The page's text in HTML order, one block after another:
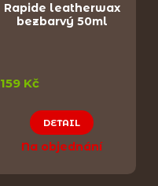
Rapide leatherwax
bezbarvý 50ml
159 Kč
DETAIL
Na objednání